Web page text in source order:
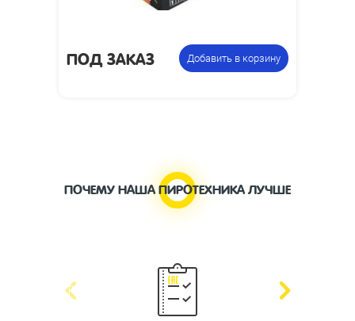
ПОД ЗАКАЗ Добавить в корзину
ПОЧЕМУ НАША ПИРОТЕХНИКА ЛУЧШЕ
prev